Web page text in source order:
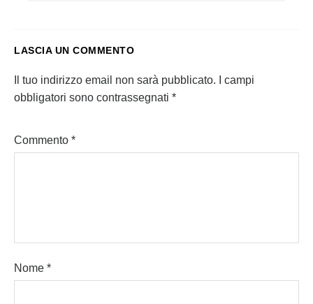
LASCIA UN COMMENTO
Il tuo indirizzo email non sarà pubblicato.
I campi
obbligatori sono contrassegnati *
Commento *
Nome *